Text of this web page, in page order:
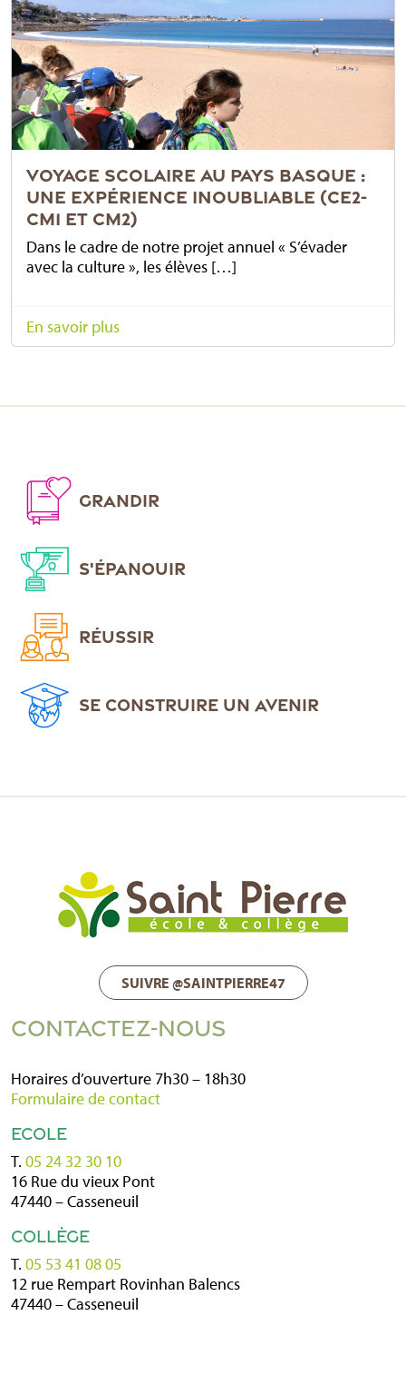
VOYAGE SCOLAIRE AU PAYS BASQUE :
UNE EXPÉRIENCE INOUBLIABLE (CE2-
CM1 ET CM2)
Dans le cadre de notre projet annuel « S’évader
avec la culture », les élèves […]
En savoir plus
GRANDIR
S'ÉPANOUIR
RÉUSSIR
SE CONSTRUIRE UN AVENIR
SUIVRE @SAINTPIERRE47
CONTACTEZ-NOUS
Horaires d’ouverture 7h30 – 18h30
Formulaire de contact
ECOLE
T. 05 24 32 30 10
16 Rue du vieux Pont
47440 – Casseneuil
COLLÈGE
T. 05 53 41 08 05
12 rue Rempart Rovinhan Balencs
47440 – Casseneuil